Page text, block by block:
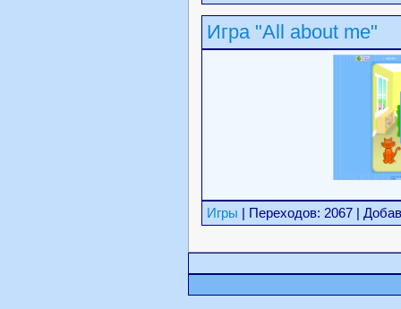
Игра "All about me"
Игры | Переходов: 2067 |